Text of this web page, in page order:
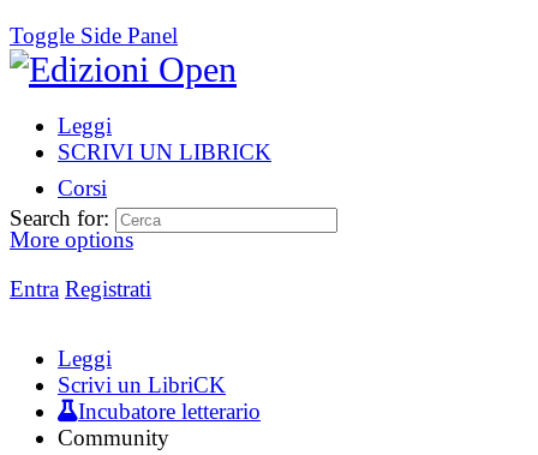
Toggle Side Panel
Leggi
SCRIVI UN LIBRICK
Corsi
More options
Entra Registrati
Search for:
Leggi
Scrivi un LibriCK
Incubatore letterario
Community